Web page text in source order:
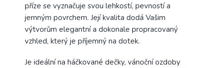
příze se vyznačuje svou lehkostí, pevností a
jemným povrchem. Její kvalita dodá Vašim
výtvorům elegantní a dokonale propracovaný
vzhled, který je příjemný na dotek.
Je ideální na háčkované dečky, vánoční ozdoby